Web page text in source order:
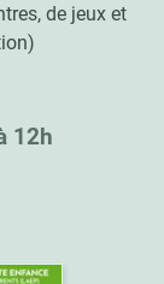
de jeux et
12h